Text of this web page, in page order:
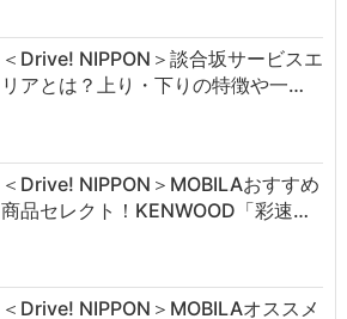
＜Drive! NIPPON＞談合坂サービスエ
リアとは？上り・下りの特徴や一…
＜Drive! NIPPON＞MOBILAおすすめ
商品セレクト！KENWOOD「彩速…
＜Drive! NIPPON＞MOBILAオススメ